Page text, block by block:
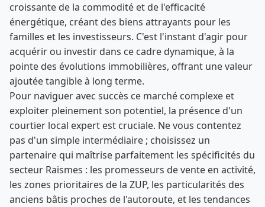
croissante de la commodité et de l'efficacité
énergétique, créant des biens attrayants pour les
familles et les investisseurs. C'est l'instant d'agir pour
acquérir ou investir dans ce cadre dynamique, à la
pointe des évolutions immobilières, offrant une valeur
ajoutée tangible à long terme.
Pour naviguer avec succès ce marché complexe et
exploiter pleinement son potentiel, la présence d'un
courtier local expert est cruciale. Ne vous contentez
pas d'un simple intermédiaire ; choisissez un
partenaire qui maîtrise parfaitement les spécificités du
secteur Raismes : les promesseurs de vente en activité,
les zones prioritaires de la ZUP, les particularités des
anciens bâtis proches de l'autoroute, et les tendances